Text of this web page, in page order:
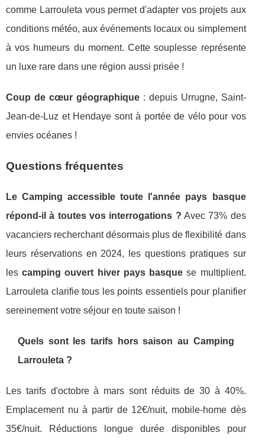
comme Larrouleta vous permet d'adapter vos projets aux
conditions météo, aux événements locaux ou simplement
à vos humeurs du moment. Cette souplesse représente
un luxe rare dans une région aussi prisée !
Coup de cœur géographique: depuis Urrugne, Saint-
Jean-de-Luz et Hendaye sont à portée de vélo pour vos
envies océanes !
Questions fréquentes
Le Camping accessible toute l'année pays basque
répond-il à toutes vos interrogations ? Avec 73% des
vacanciers recherchant désormais plus de flexibilité dans
leurs réservations en 2024, les questions pratiques sur
lescamping ouvert hiver pays basque se multiplient.
Larrouleta clarifie tous les points essentiels pour planifier
sereinement votre séjour en toute saison !
Quels sont les tarifs hors saison au Camping
Larrouleta ?
Les tarifs d'octobre à mars sont réduits de 30 à 40%.
Emplacement nu à partir de 12€/nuit, mobile-home dès
35€/nuit. Réductions longue durée disponibles pour